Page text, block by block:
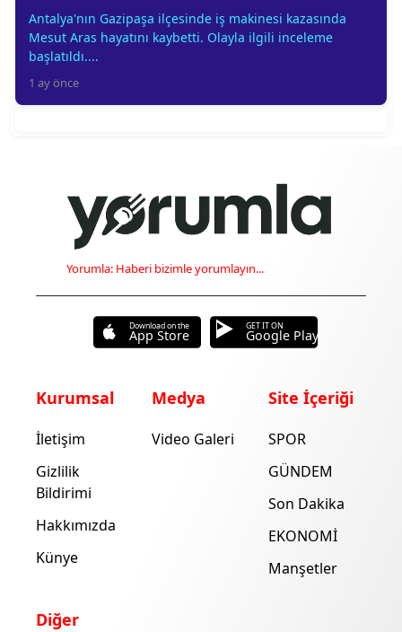
Antalya'nın Gazipaşa ilçesinde iş makinesi kazasında
Mesut Aras hayatını kaybetti. Olayla ilgili inceleme
başlatıldı....
1 ay önce
Yorumla: Haberi bizimle yorumlayın...
Download on the
App Store
GET IT ON
Google Play
Kurumsal
İletişim
Gizlilik
Bildirimi
Hakkımızda
Künye
Medya
Video Galeri
Site İçeriği
SPOR
GÜNDEM
Son Dakika
EKONOMİ
Manşetler
Diğer